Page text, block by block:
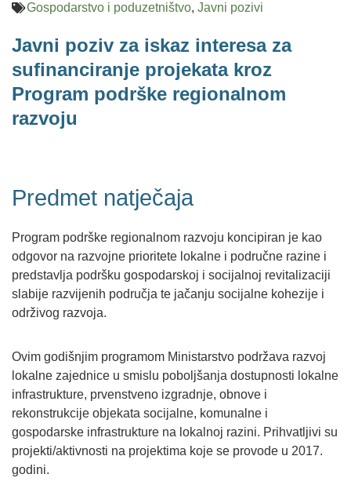
Gospodarstvo i poduzetništvo, Javni pozivi
Javni poziv za iskaz interesa za
sufinanciranje projekata kroz
Program podrške regionalnom
razvoju
Predmet natječaja
Program podrške regionalnom razvoju koncipiran je kao
odgovor na razvojne prioritete lokalne i područne razine i
predstavlja podršku gospodarskoj i socijalnoj revitalizaciji
slabije razvijenih područja te jačanju socijalne kohezije i
održivog razvoja.
Ovim godišnjim programom Ministarstvo podržava razvoj
lokalne zajednice u smislu poboljšanja dostupnosti lokalne
infrastrukture, prvenstveno izgradnje, obnove i
rekonstrukcije objekata socijalne, komunalne i
gospodarske infrastrukture na lokalnoj razini. Prihvatljivi su
projekti/aktivnosti na projektima koje se provode u 2017.
godini.